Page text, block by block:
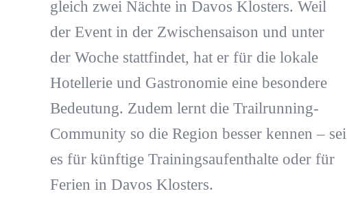
gleich zwei Nächte in Davos Klosters. Weil
der Event in der Zwischensaison und unter
der Woche stattfindet, hat er für die lokale
Hotellerie und Gastronomie eine besondere
Bedeutung. Zudem lernt die Trailrunning-
Community so die Region besser kennen – sei
es für künftige Trainingsaufenthalte oder für
Ferien in Davos Klosters.